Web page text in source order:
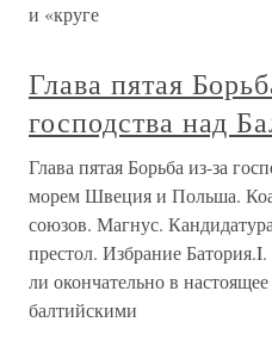
и «круге
Глава пятая
господства над
Глава пятая Борьба из-за
морем Швеция и Польша.
союзов. Магнус.
престол. Избрание
ли окончательно в
балтийскими